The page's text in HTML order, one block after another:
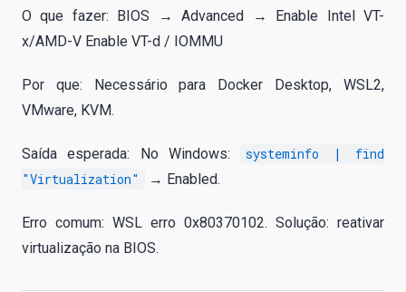
O que fazer: BIOS → Advanced → Enable Intel VT-
x/AMD-V Enable VT-d / IOMMU
Por que: Necessário para Docker Desktop, WSL2,
VMware, KVM.
Saída esperada: No Windows:
systeminfo | find
"Virtualization"
→ Enabled.
Erro comum: WSL erro 0x80370102. Solução: reativar
virtualização na BIOS.